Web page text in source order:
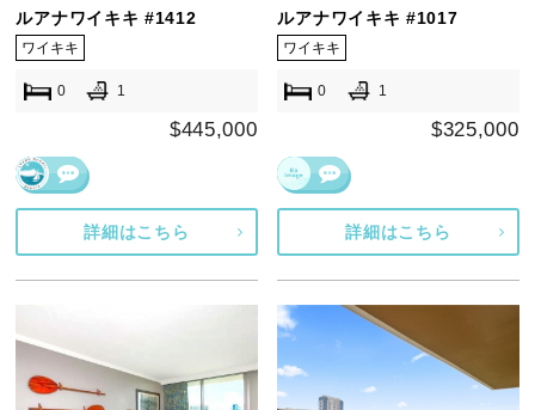
ルアナワイキキ #1412
ワイキキ
0 1
$445,000
詳細はこちら
ルアナワイキキ #1017
ワイキキ
0 1
$325,000
詳細はこちら